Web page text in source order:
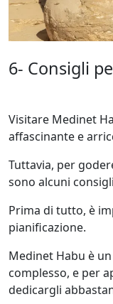
6- Consigli
Visitare Medinet
affascinante e
Tuttavia, per
sono alcuni
Prima di tutto, è
pianificazione.
Medinet Habu è
complesso, e per
dedicargli